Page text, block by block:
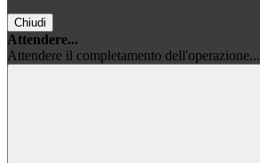
Chiudi
Attendere...
Attendere il completamento dell'operazione...